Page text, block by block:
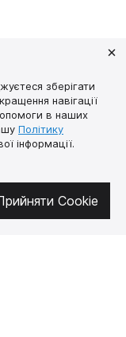
зберігати
навігації
в наших
Політику
інформації.
Cookie